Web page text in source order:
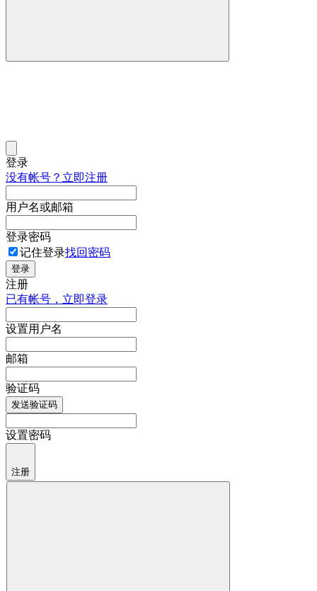
登录
没有帐号？立即注册
用户名或邮箱
登录密码
记住登录找回密码
登录
注册
已有帐号，立即登录
设置用户名
邮箱
验证码
发送验证码
设置密码
注册